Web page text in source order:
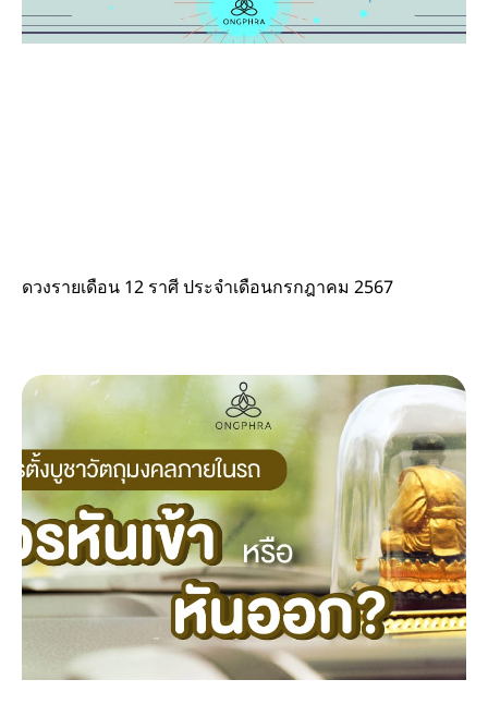
ดวงรายเดือน 12 ราศี ประจำเดือนกรกฎาคม 2567